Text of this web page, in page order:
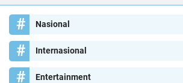
Nasional
Internasional
Entertainment